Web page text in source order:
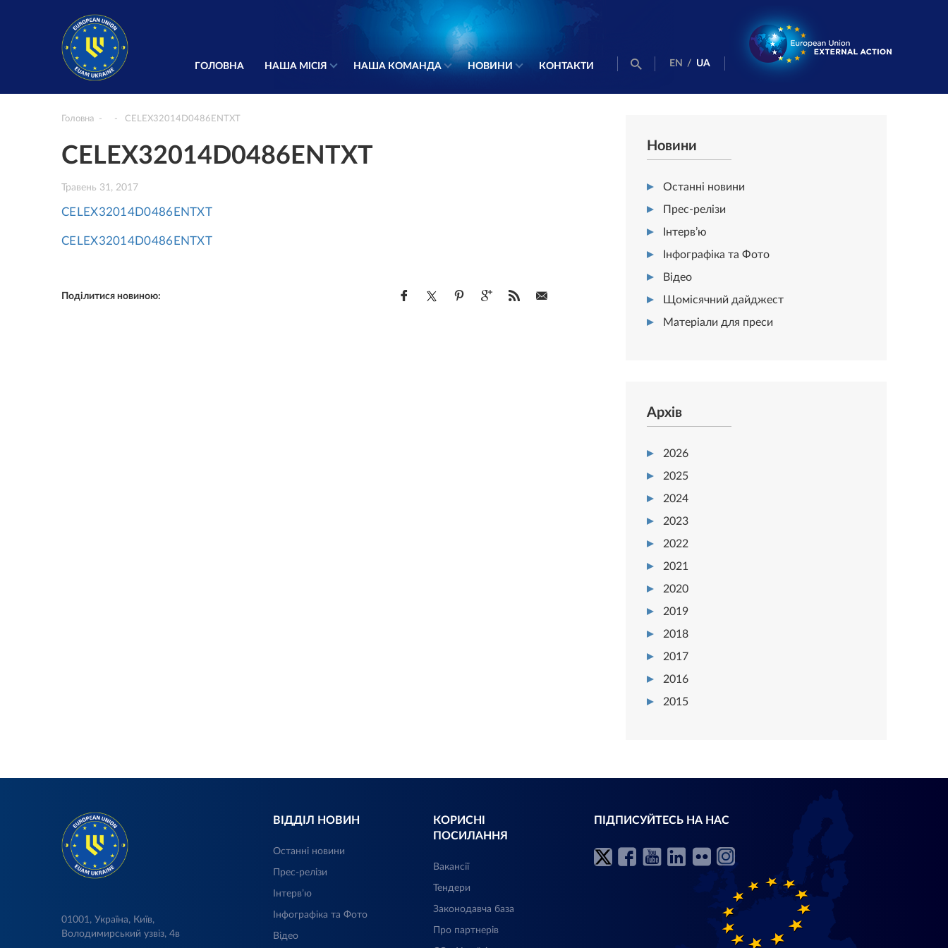
ГОЛОВНА НАША МІСІЯ НАША КОМАНДА НОВИНИ КОНТАКТИ EN / UA
Головна CELEX32014D0486ENTXT
CELEX32014D0486ENTXT
Травень 31, 2017
CELEX32014D0486ENTXT
CELEX32014D0486ENTXT
Поділитися новиною:
Новини
Останні новини
Прес-релізи
Інтерв’ю
Інфографіка та Фото
Відео
Щомісячний дайджест
Матеріали для преси
Архів
2026
2025
2024
2023
2022
2021
2020
2019
2018
2017
2016
2015
01001, Україна, Київ,
Володимирський узвіз, 4в
ВІДДІЛ НОВИН
Останні новини
Прес-релізи
Інтерв’ю
Інфографіка та Фото
Відео
КОРИСНІ
ПОСИЛАННЯ
Вакансії
Тендери
Законодавча база
Про партнерів
ПІДПИСУЙТЕСЬ НА НАС